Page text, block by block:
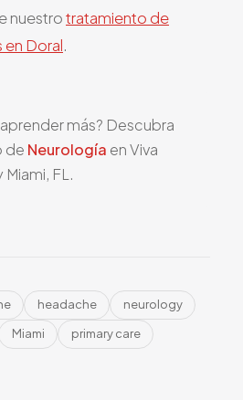
nuestrotratamiento de
en Doral.
más? Descubra
de Neurología en Viva
FL.
headache
neurology
Miami primary care